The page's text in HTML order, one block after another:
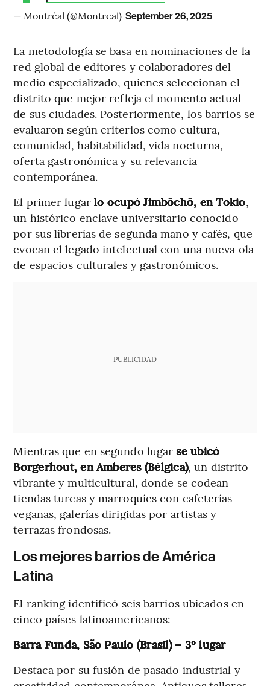
— Montréal (@Montreal) September 26, 2025
La metodología se basa en nominaciones de la
red global de editores y colaboradores del
medio especializado, quienes seleccionan el
distrito que mejor refleja el momento actual
de sus ciudades. Posteriormente, los barrios se
evaluaron según criterios como cultura,
comunidad, habitabilidad, vida nocturna,
oferta gastronómica y su relevancia
contemporánea.
El primer lugarlo ocupó Jimbōchō, en Tokio,
un histórico enclave universitario conocido
por sus librerías de segunda mano y cafés, que
evocan el legado intelectual con una nueva ola
de espacios culturales y gastronómicos.
PUBLICIDAD
Mientras que en segundo lugarse ubicó
Borgerhout, en Amberes (Bélgica), un distrito
vibrante y multicultural, donde se codean
tiendas turcas y marroquíes con cafeterías
veganas, galerías dirigidas por artistas y
terrazas frondosas.
Los mejores barrios de América
Latina
El ranking identificó seis barrios ubicados en
cinco países latinoamericanos:
Barra Funda, São Paulo (Brasil) – 3º lugar
Destaca por su fusión de pasado industrial y